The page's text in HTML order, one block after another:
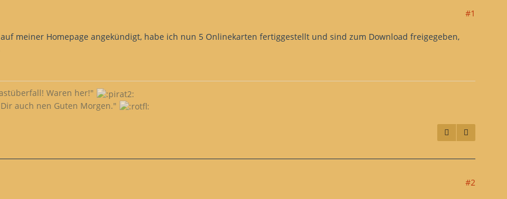
#1
meiner Homepage angekündigt, habe ich nun 5 Onlinekarten fertiggestellt und sind zum Download freigegeben,
Waren her!"
auch nen Guten Morgen."
#2